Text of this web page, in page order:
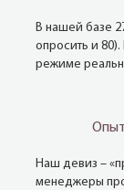
В нашей базе
опросить и
режиме
Наш девиз –
менеджеры